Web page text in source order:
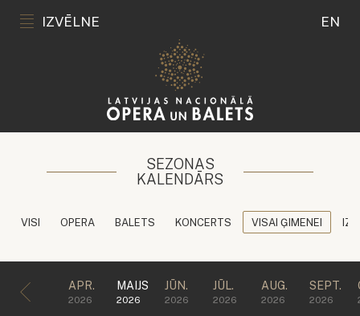
IZVĒLNE EN
SEZONAS
KALENDĀRS
VISI OPERA BALETS KONCERTS VISAI ĢIMENEI
APR.
2026
MAIJS
2026
JŪN.
2026
JŪL.
2026
AUG.
2026
SEPT.
2026